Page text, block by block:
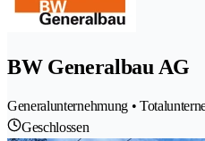
BW Generalbau AG
Generalunternehmung •
Geschlossen